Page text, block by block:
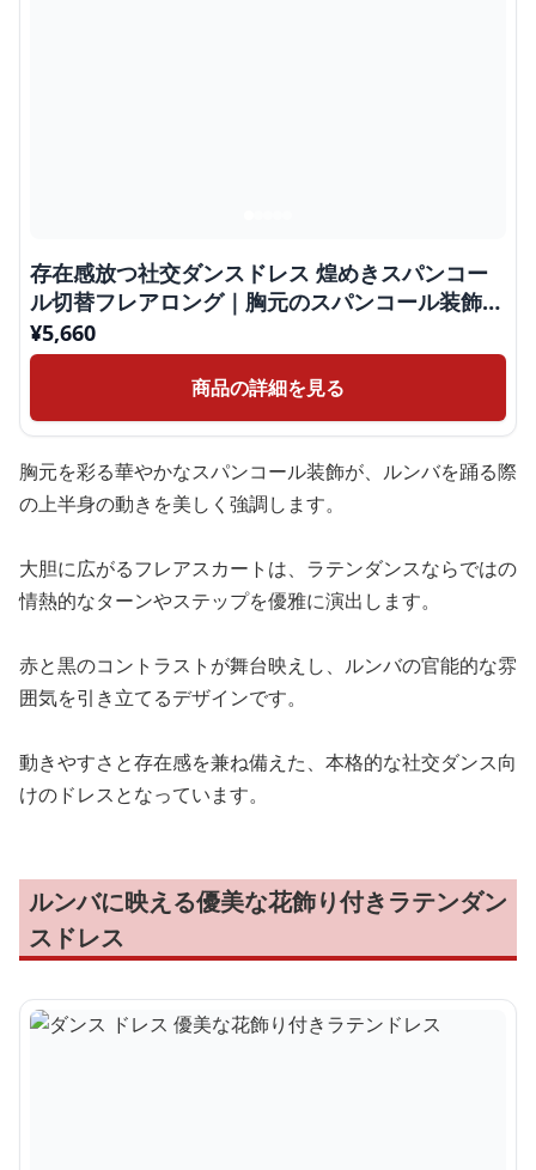
存在感放つ社交ダンスドレス 煌めきスパンコー
ル切替フレアロング｜胸元のスパンコール装飾と
大胆なフレアスカートが特徴
¥5,660
商品の詳細を見る
胸元を彩る華やかなスパンコール装飾が、ルンバを踊る際
の上半身の動きを美しく強調します。
大胆に広がるフレアスカートは、ラテンダンスならではの
情熱的なターンやステップを優雅に演出します。
赤と黒のコントラストが舞台映えし、ルンバの官能的な雰
囲気を引き立てるデザインです。
動きやすさと存在感を兼ね備えた、本格的な社交ダンス向
けのドレスとなっています。
ルンバに映える優美な花飾り付きラテンダン
スドレス